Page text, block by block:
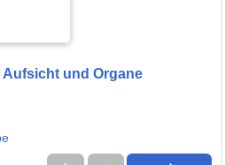
und Organe